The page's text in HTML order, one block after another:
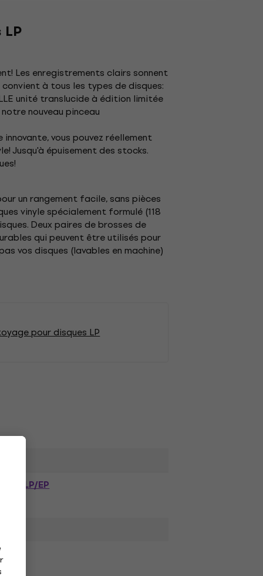
Les enregistrements clairs sonnent
à tous les types de disques:
unité translucide à édition limitée
nouveau pinceau
vous pouvez réellement
Jusqu'à épuisement des stocks.
un rangement facile, sans pièces
vinyle spécialement formulé (118
Deux paires de brosses de
qui peuvent être utilisés pour
vos disques (lavables en machine)
pour disques LP
LP/EP